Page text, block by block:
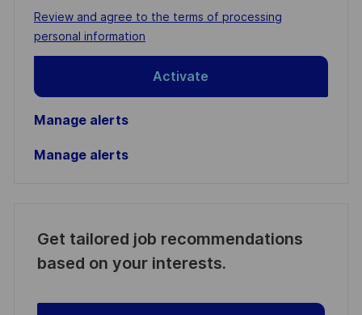
address
(Required)
Required
Review and agree to the terms of processing
personal information
Activate
Manage alerts
Manage alerts
Get tailored job recommendations
based on your interests.